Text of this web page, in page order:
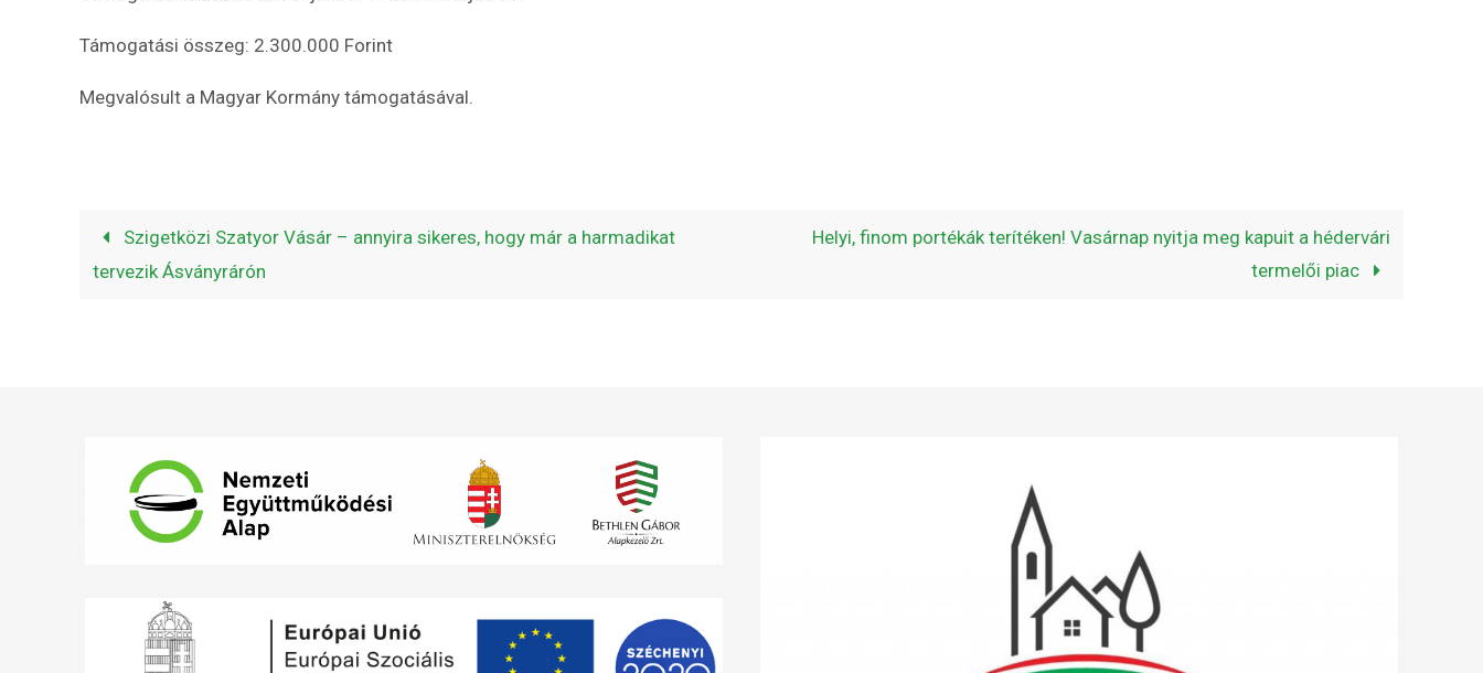
Támogatási összeg: 2.300.000 Forint
Megvalósult a Magyar Kormány támogatásával.
Szigetközi Szatyor Vásár – annyira sikeres, hogy már a harmadikat
tervezik Ásványrárón
Helyi, finom portékák terítéken! Vasárnap nyitja meg kapuit a hédervári
termelői piac